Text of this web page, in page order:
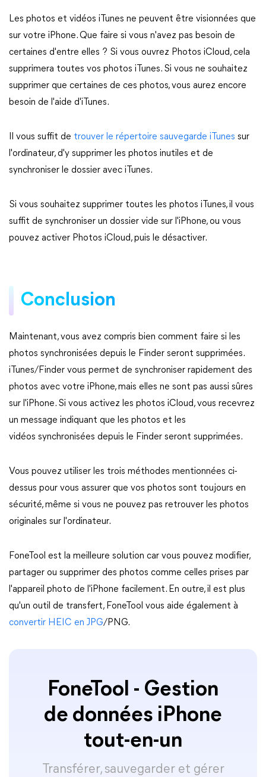
Les photos et vidéos iTunes ne peuvent être visionnées que
sur votre iPhone. Que faire si vous n'avez pas besoin de
certaines d'entre elles ? Si vous ouvrez Photos iCloud, cela
supprimera toutes vos photos iTunes. Si vous ne souhaitez
supprimer que certaines de ces photos, vous aurez encore
besoin de l'aide d'iTunes.
Il vous suffit de trouver le répertoire sauvegarde iTunes sur
l'ordinateur, d'y supprimer les photos inutiles et de
synchroniser le dossier avec iTunes.
Si vous souhaitez supprimer toutes les photos iTunes, il vous
suffit de synchroniser un dossier vide sur l'iPhone, ou vous
pouvez activer Photos iCloud, puis le désactiver.
Conclusion
Maintenant, vous avez compris bien comment faire si les
photos synchronisées depuis le Finder seront supprimées.
iTunes/Finder vous permet de synchroniser rapidement des
photos avec votre iPhone, mais elles ne sont pas aussi sûres
sur l'iPhone. Si vous activez les photos iCloud, vous recevrez
un message indiquant que les photos et les
vidéos synchronisées depuis le Finder seront supprimées.
Vous pouvez utiliser les trois méthodes mentionnées ci-
dessus pour vous assurer que vos photos sont toujours en
sécurité, même si vous ne pouvez pas retrouver les photos
originales sur l'ordinateur.
FoneTool est la meilleure solution car vous pouvez modifier,
partager ou supprimer des photos comme celles prises par
l'appareil photo de l'iPhone facilement. En outre, il est plus
qu'un outil de transfert, FoneTool vous aide également à
convertir HEIC en JPG/PNG.
FoneTool - Gestion
de données iPhone
tout-en-un
Transférer, sauvegarder et gérer